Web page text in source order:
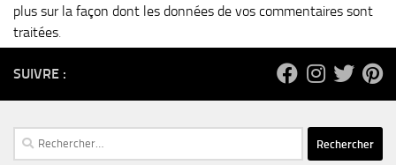
plus sur la façon dont les données de vos commentaires sont
traitées.
SUIVRE :
Rechercher :